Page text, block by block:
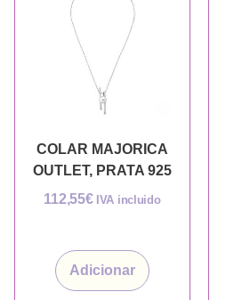
COLAR MAJORICA
OUTLET, PRATA 925
112,55€ IVA incluido
Adicionar